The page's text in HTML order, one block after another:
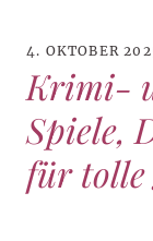
4. OKTOBER
Krimi-
Spiele,
für tolle